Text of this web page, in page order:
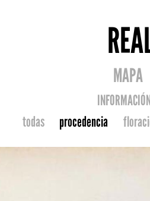
MAPA
todas
procedencia